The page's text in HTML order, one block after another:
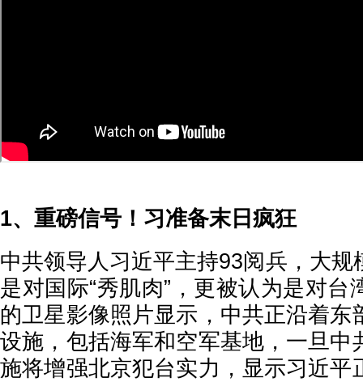
1、重磅信号！习准备末日疯狂
中共领导人习近平主持93阅兵，大规
是对国际“秀肌肉”，更被认为是对台
的卫星影像照片显示，中共正沿着东
设施，包括海军和空军基地，一旦中
施将增强北京犯台实力，显示习近平